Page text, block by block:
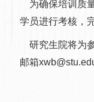
为确保培训质
学员进行考核，
研究生院将为
邮箱